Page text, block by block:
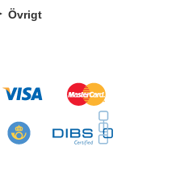
Övrigt